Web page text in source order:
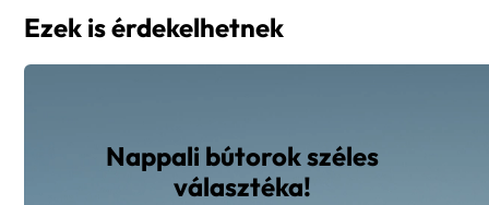
Ezek is érdekelhetnek
Nappali bútorok széles
választéka!